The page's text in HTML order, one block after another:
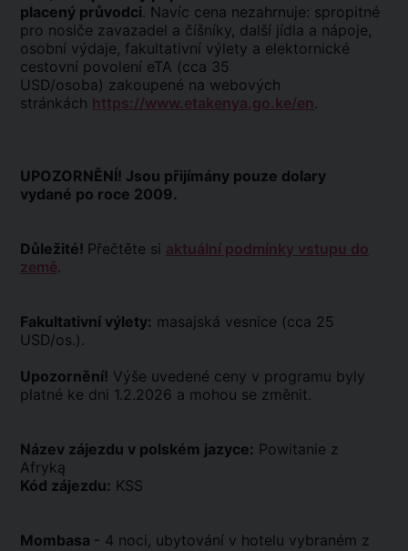
placený průvodci. Navíc cena nezahrnuje: spropitné
pro nosiče zavazadel a číšníky, další jídla a nápoje,
osobní výdaje, fakultativní výlety a elektornické
cestovní povolení eTA (cca 35
USD/osoba) zakoupené na webových
stránkách https://www.etakenya.go.ke/en .
UPOZORNĚNÍ! Jsou přijímány pouze dolary
vydané po roce 2009.
Důležité! Přečtěte si aktuální podmínky vstupu do
země.
Fakultativní výlety: masajská vesnice (cca 25
USD/os.).
Upozornění! Výše uvedené ceny v programu byly
platné ke dni 1.2.2026 a mohou se změnit.
Název zájezdu v polském jazyce: Powitanie z
Afryką
Kód zájezdu: KSS
Mombasa - 4 noci, ubytování v hotelu vybraném z